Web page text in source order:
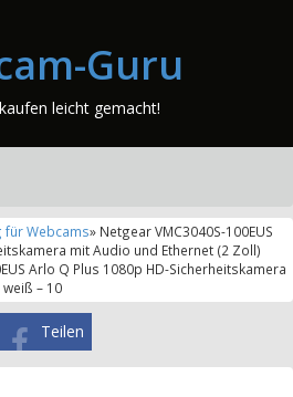
Guru
leicht gemacht!
für Webcams» Netgear VMC3040S-100EUS
mit Audio und Ethernet (2 Zoll)
Arlo Q Plus 1080p HD-Sicherheitskamera
– 10
Teilen